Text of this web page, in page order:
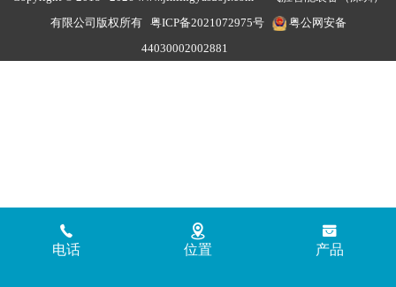
电话 位置 产品
有限公司版权所有 粤ICP备2021072975号
粤公网安备
44030002002881